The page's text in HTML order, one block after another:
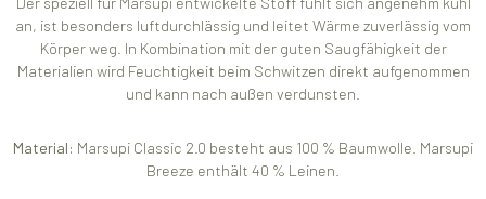
an, ist besonders luftdurchlässig und leitet Wärme zuverlässig vom
Körper weg. In Kombination mit der guten Saugfähigkeit der
Materialien wird Feuchtigkeit beim Schwitzen direkt aufgenommen
und kann nach außen verdunsten.
Material: Marsupi Classic 2.0 besteht aus 100 % Baumwolle. Marsupi
Breeze enthält 40 % Leinen.